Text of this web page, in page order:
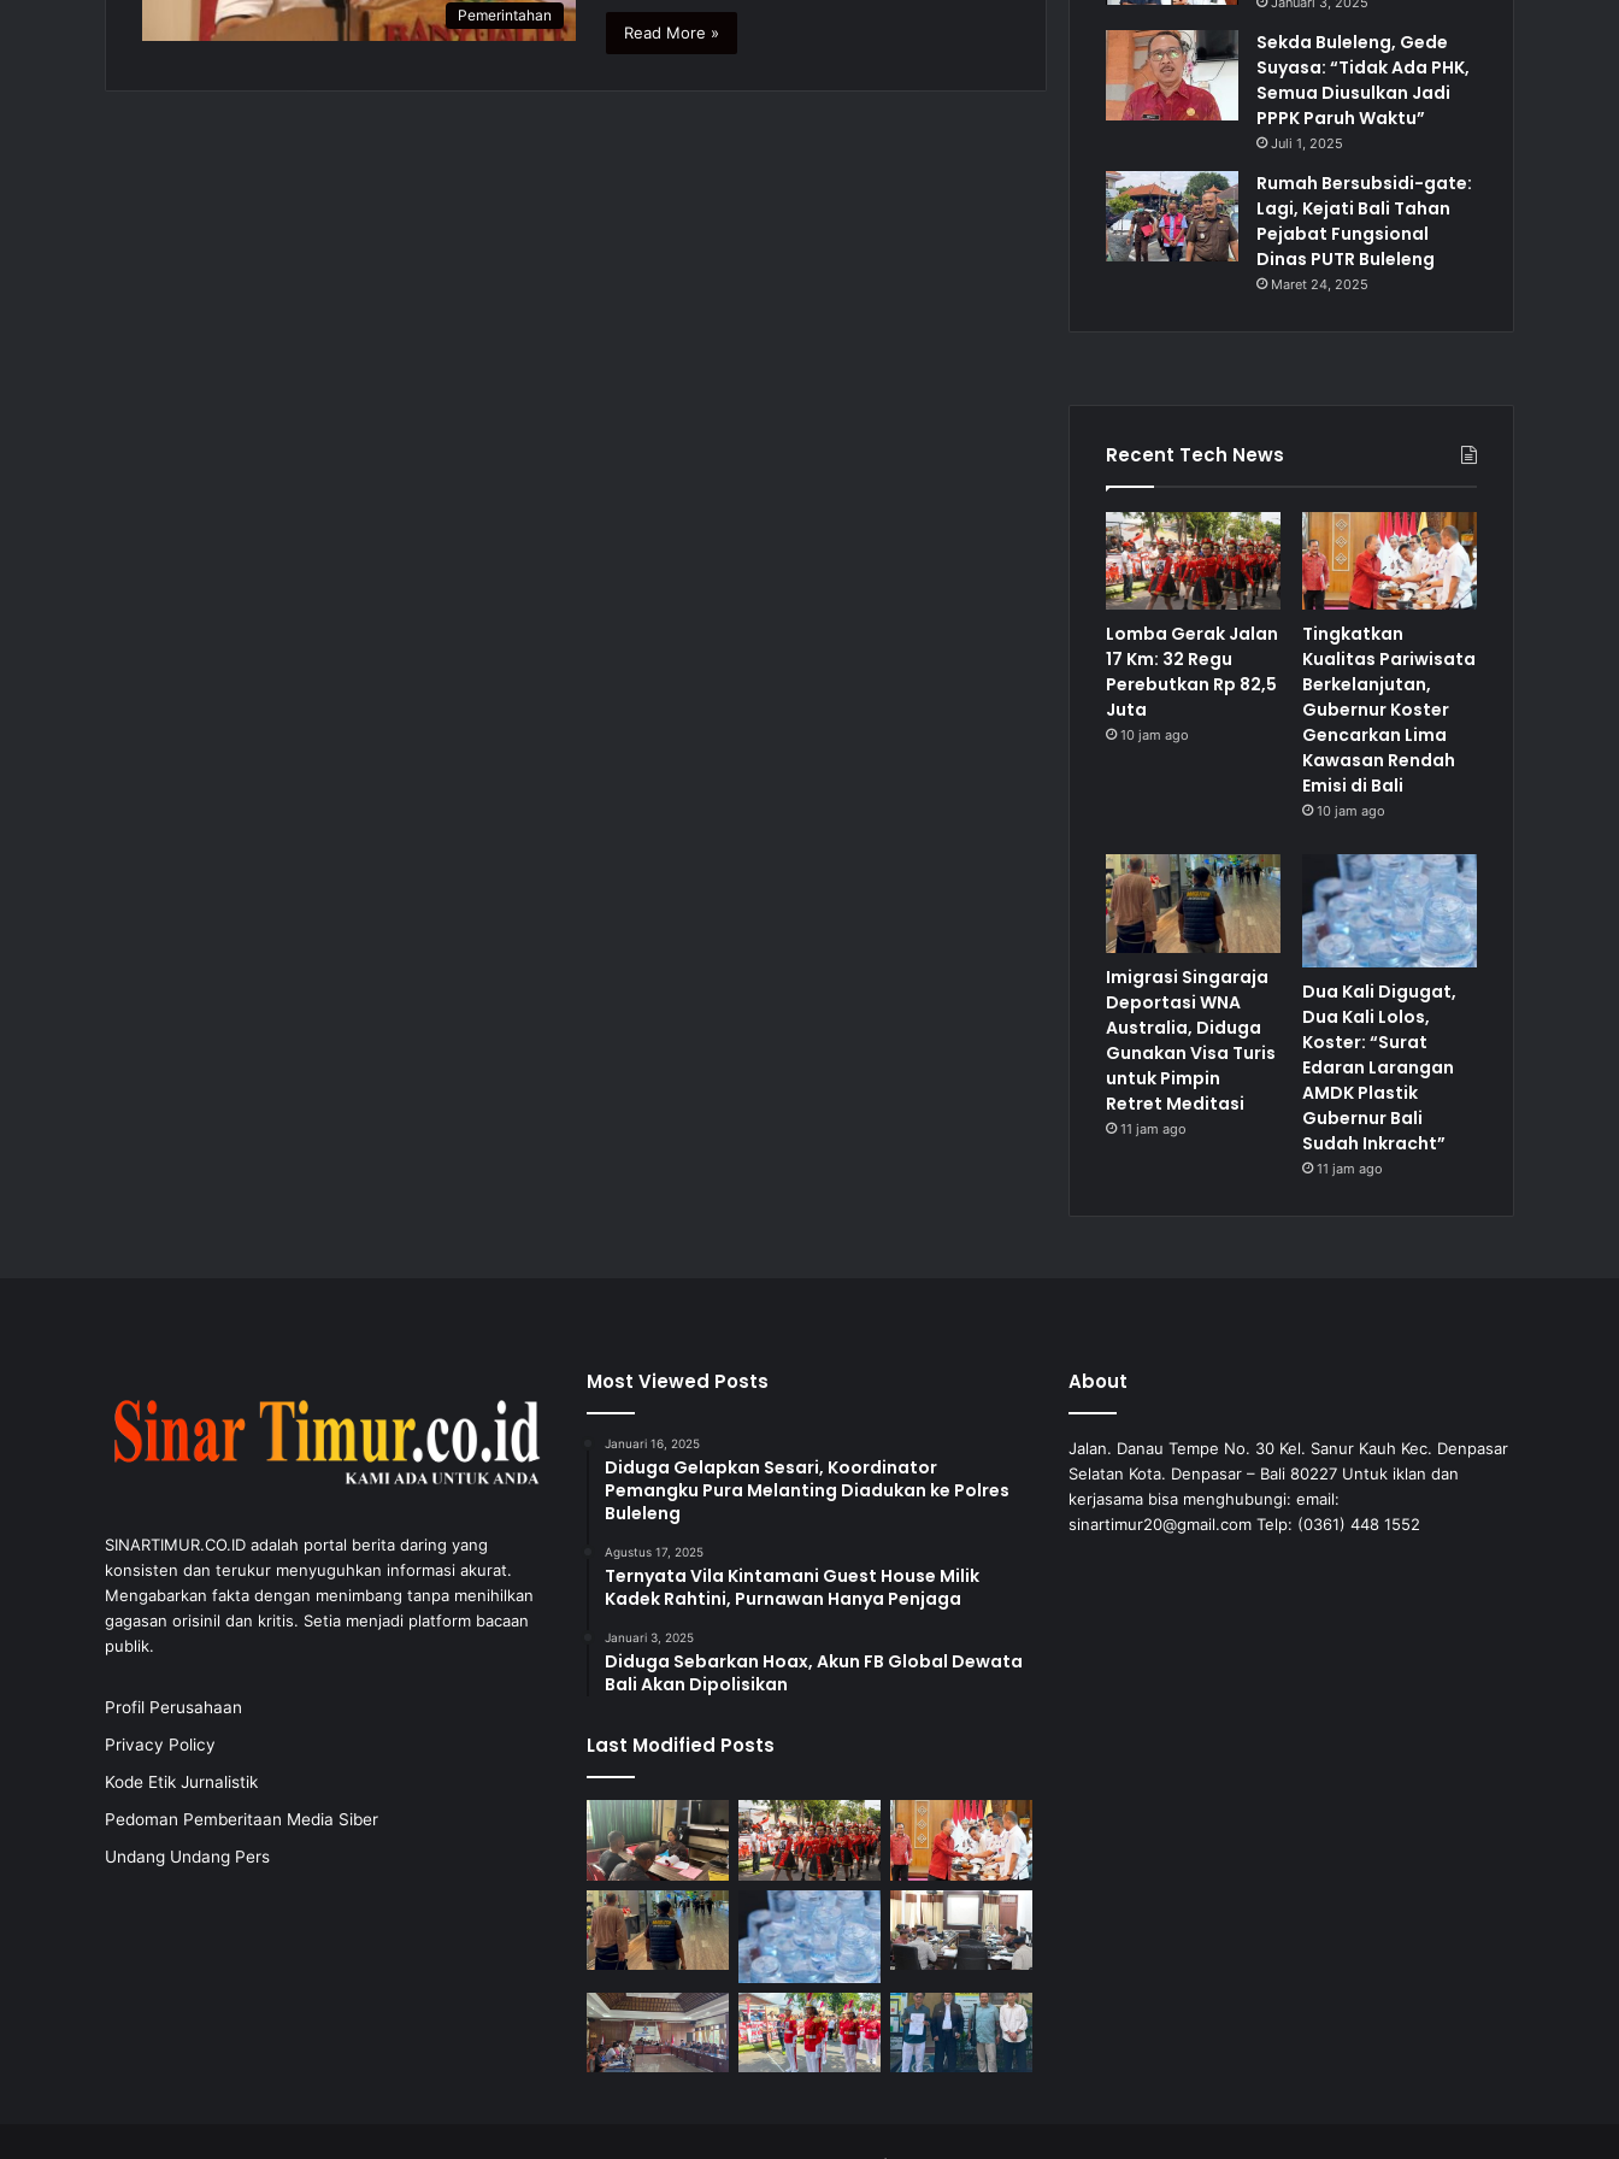
Pemerintahan
Read More »
Sekda Buleleng, Gede
Suyasa: “Tidak Ada PHK,
Semua Diusulkan Jadi
PPPK Paruh Waktu”
Juli 1, 2025
Rumah Bersubsidi-gate:
Lagi, Kejati Bali Tahan
Pejabat Fungsional
Dinas PUTR Buleleng
Maret 24, 2025
Recent Tech News
Lomba Gerak Jalan
17 Km: 32 Regu
Perebutkan Rp 82,5
Juta
10 jam ago
Tingkatkan
Kualitas Pariwisata
Berkelanjutan,
Gubernur Koster
Gencarkan Lima
Kawasan Rendah
Emisi di Bali
10 jam ago
Imigrasi Singaraja
Deportasi WNA
Australia, Diduga
Gunakan Visa Turis
untuk Pimpin
Retret Meditasi
11 jam ago
Dua Kali Digugat,
Dua Kali Lolos,
Koster: “Surat
Edaran Larangan
AMDK Plastik
Gubernur Bali
Sudah Inkracht”
11 jam ago
SINARTIMUR.CO.ID adalah portal berita daring yang
konsisten dan terukur menyuguhkan informasi akurat.
Mengabarkan fakta dengan menimbang tanpa menihilkan
gagasan orisinil dan kritis. Setia menjadi platform bacaan
publik.
Profil Perusahaan
Privacy Policy
Kode Etik Jurnalistik
Pedoman Pemberitaan Media Siber
Undang Undang Pers
Most Viewed Posts
Januari 16, 2025
Diduga Gelapkan Sesari, Koordinator
Pemangku Pura Melanting Diadukan ke Polres
Buleleng
Agustus 17, 2025
Ternyata Vila Kintamani Guest House Milik
Kadek Rahtini, Purnawan Hanya Penjaga
Januari 3, 2025
Diduga Sebarkan Hoax, Akun FB Global Dewata
Bali Akan Dipolisikan
Last Modified Posts
About
Jalan. Danau Tempe No. 30 Kel. Sanur Kauh Kec. Denpasar
Selatan Kota. Denpasar – Bali 80227 Untuk iklan dan
kerjasama bisa menghubungi: email:
sinartimur20@gmail.com Telp: (0361) 448 1552